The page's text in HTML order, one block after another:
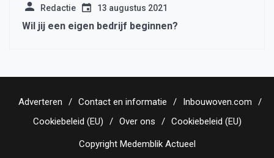
Redactie 13 augustus 2021
Wil jij een eigen bedrijf beginnen?
Adverteren Contact en informatie
Inbouwoven.com
Cookiebeleid (EU)
Over ons Cookiebeleid (EU)
Copyright Medemblik Actueel